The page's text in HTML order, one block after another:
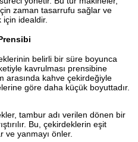
zaman tasarrufu sağlar ve
idealdir.
belirli bir süre boyunca
kavrulması prensibine
arasında kahve çekirdeğiyle
göre daha küçük boyuttadır.
tambur adı verilen dönen bir
Bu, çekirdeklerin eşit
ve yanmayı önler.